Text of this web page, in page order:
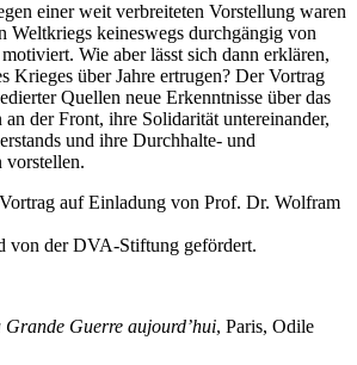
einer weit verbreiteten Vorstellung waren
Weltkriegs keineswegs durchgängig von
Wie aber lässt sich dann erklären,
Krieges über Jahre ertrugen? Der Vortrag
Quellen neue Erkenntnisse über das
an der Front, ihre Solidarität untereinander,
und ihre Durchhalte- und
vorstellen.
auf Einladung von Prof. Dr. Wolfram
von der DVA-Stiftung gefördert.
Grande Guerre aujourd’hui, Paris, Odile